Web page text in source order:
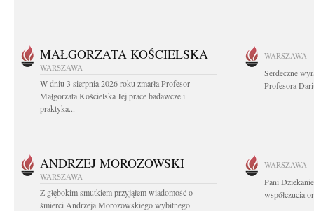
MAŁGORZATA KOŚCIELSKA
WARSZAWA
W dniu 3 sierpnia 2026 roku zmarła Profesor
Małgorzata Kościelska Jej prace badawcze i
praktyka...
WARSZAWA
Serdeczne
Profesora
ANDRZEJ MOROZOWSKI
WARSZAWA
Z głębokim smutkiem przyjąłem wiadomość o
śmierci Andrzeja Morozowskiego wybitnego
WARSZAWA
Pani
współczucia